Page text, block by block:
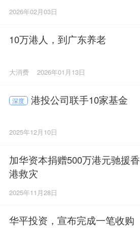
2026年02月03日
10万港人，到广东养老
大消费 2026年01月13日
深度 港投公司联手10家基金
2025年12月10日
加华资本捐赠500万港元驰援香
港救灾
2025年11月28日
华平投资，宣布完成一笔收购